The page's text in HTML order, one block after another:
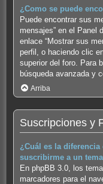
¿Como se puede
Puede encontrar sus
mensajes” en el Panel
enlace “Mostrar sus
perfil, o haciendo clic
superior del foro. Para
búsqueda avanzada y
Arriba
Suscripciones y
¿Cuál es la
suscribirme a un
En phpBB 3.0, los
marcadores para el